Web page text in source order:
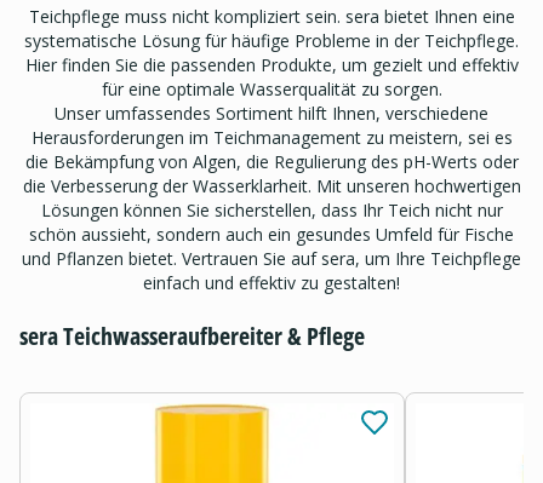
Teichpflege muss nicht kompliziert sein. sera bietet Ihnen eine
systematische Lösung für häufige Probleme in der Teichpflege.
Hier finden Sie die passenden Produkte, um gezielt und effektiv
für eine optimale Wasserqualität zu sorgen.
Unser umfassendes Sortiment hilft Ihnen, verschiedene
Herausforderungen im Teichmanagement zu meistern, sei es
die Bekämpfung von Algen, die Regulierung des pH-Werts oder
die Verbesserung der Wasserklarheit. Mit unseren hochwertigen
Lösungen können Sie sicherstellen, dass Ihr Teich nicht nur
schön aussieht, sondern auch ein gesundes Umfeld für Fische
und Pflanzen bietet. Vertrauen Sie auf sera, um Ihre Teichpflege
einfach und effektiv zu gestalten!
sera Teichwasseraufbereiter & Pflege